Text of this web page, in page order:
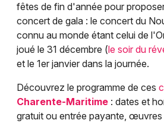
fêtes de fin d'année pour
concert de gala : le concert du
connu au monde étant celui de
joué le 31 décembre (le soir du
et le 1er janvier dans la journée.
Découvrez le programme de ces
Charente-Maritime : dates et
gratuit ou entrée payante, œuvres